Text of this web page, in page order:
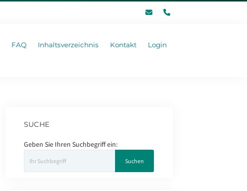
phone
FAQ Inhaltsverzeichnis Kontakt Login
SUCHE
Geben Sie Ihren Suchbegriff ein: